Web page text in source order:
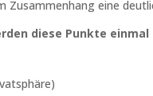
Zusammenhang eine
diese Punkte